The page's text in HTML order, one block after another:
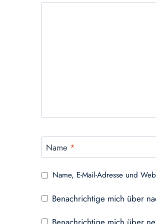
Name *
Name, E-Mail-Adresse und
Benachrichtige mich über